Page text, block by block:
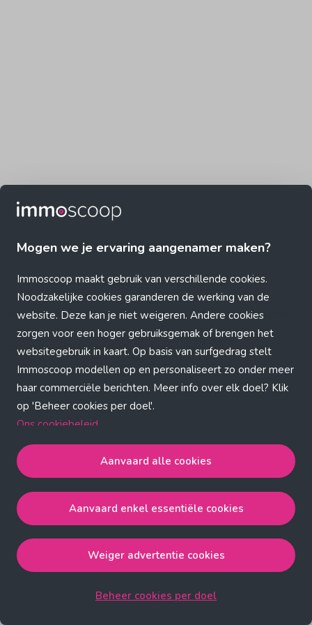
Mogen we je ervaring aangenamer maken?
Immoscoop maakt gebruik van verschillende cookies.
Noodzakelijke cookies garanderen de werking van de
website. Deze kan je niet weigeren. Andere cookies
zorgen voor een hoger gebruiksgemak of brengen het
websitegebruik in kaart. Op basis van surfgedrag stelt
Immoscoop modellen op en personaliseert zo onder meer
haar commerciële berichten. Meer info over elk doel? Klik
op 'Beheer cookies per doel'.
Ons cookiebeleid
Aanvaard alle cookiesgaat akkoord met de strict
noodzakelijke, analytische, functionele en advertentie
cookies.
de strict noodzakelijke cookies.
Weiger advertentie cookiesgaat akkoord met de strict
Aanvaard alle cookies
Aanvaard enkel essentiële cookies
Weiger advertentie cookies
Beheer cookies per doel
Application error: a client-side exception has occurred (see the
browser console for more information)